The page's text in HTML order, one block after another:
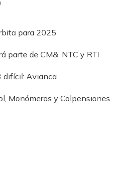
para 2025
parte de CM&, NTC y RTI
difícil: Avianca
Monómeros y Colpensiones